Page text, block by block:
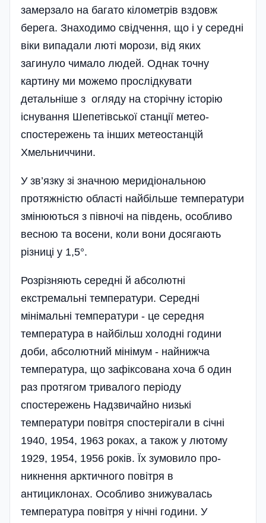
замерзало на багато кілометрів вздовж
берега. Знаходимо свідчення, що і у середні
віки випадали люті морози, від яких
загинуло чимало людей. Однак точну
картину ми можемо про­слід­кувати
детальніше з огляду на сторічну історію
існування Шепетівської станції метео­
спостережень та інших метеостанцій
Хмельниччини.
У зв’язку зі значною меридіональною
протяжністю області найбіль­ше температури
змінюються з півночі на південь, особливо
весною та восени, коли вони досягають
різниці у 1,5°.
Розрізняють середні й абсолютні
екстремальні температури. Середні
мінімальні температури - це середня
температура в най­більш холодні години
доби, абсолютний мінімум - найнижча
температура, що зафіксована хоча б один
раз протягом тривалого пе­ріоду
спостережень Надзвичайно низькі
температури повітря спостерігали в січні
1940, 1954, 1963 роках, а також у лютому
1929, 1954, 1956 років. Їх зумовило про­
никнення арктичного повітря в
антициклонах. Особливо знижувалась
температура повітря у нічні години. У